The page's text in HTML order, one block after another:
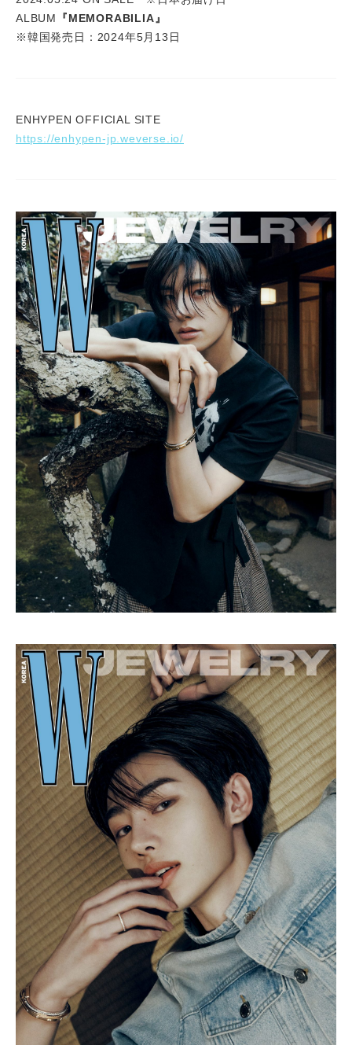
ALBUM
『MEMORABILIA』
※韓国発売日：2024年5月13日
ENHYPEN OFFICIAL SITE
https://enhypen-jp.weverse.io/